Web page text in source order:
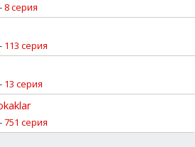
8 серия
113 серия
13 серия
751 серия